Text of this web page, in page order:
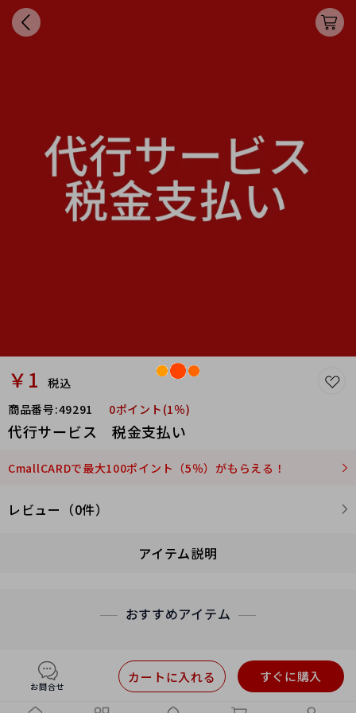
￥1
税込
商品番号:49291 0ポイント(1％)
代行サービス 税金支払い
CmallCARDで最大100ポイント（5％）がもらえる！
レビュー（0件）
アイテム説明
おすすめアイテム
お問合せ
すぐに購入
カートに入れる